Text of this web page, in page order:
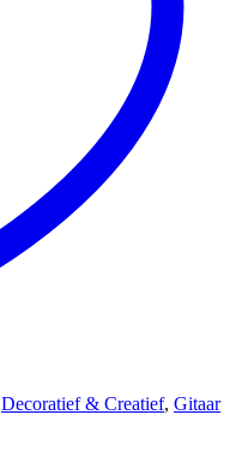
Decoratief & Creatief, Gitaar